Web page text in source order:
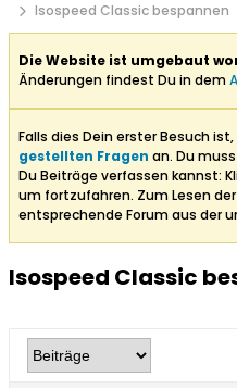
Isospeed Classic bespannen
Die Website ist umgebaut
Änderungen findest Du in dem
Falls dies Dein erster Besuch
gestellten Fragen an. Du
Du Beiträge verfassen kannst:
um fortzufahren. Zum Lesen
entsprechende Forum aus der
Isospeed Classic